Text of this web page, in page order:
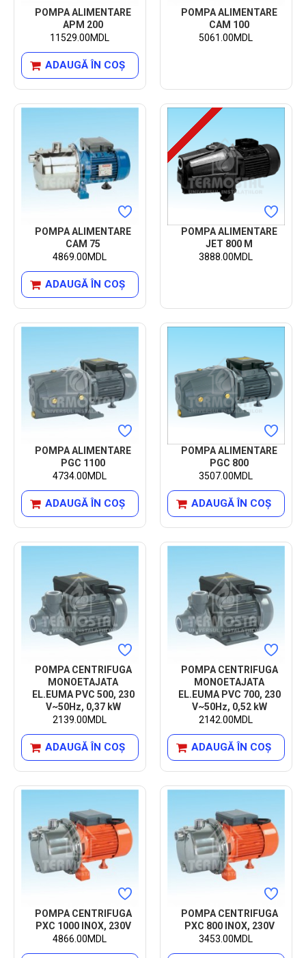
POMPA ALIMENTARE
APM 200
11529.00MDL
ADAUGĂ ÎN COŞ
POMPA ALIMENTARE
CAM 100
5061.00MDL
POMPA ALIMENTARE
CAM 75
4869.00MDL
ADAUGĂ ÎN COŞ
POMPA ALIMENTARE
JET 800 M
3888.00MDL
POMPA ALIMENTARE
PGC 1100
4734.00MDL
ADAUGĂ ÎN COŞ
POMPA ALIMENTARE
PGC 800
3507.00MDL
ADAUGĂ ÎN COŞ
POMPA CENTRIFUGA
MONOETAJATA
EL.EUMA PVC 500, 230
V~50Hz, 0,37 kW
2139.00MDL
ADAUGĂ ÎN COŞ
POMPA CENTRIFUGA
MONOETAJATA
EL.EUMA PVC 700, 230
V~50Hz, 0,52 kW
2142.00MDL
ADAUGĂ ÎN COŞ
POMPA CENTRIFUGA
PXC 1000 INOX, 230V
4866.00MDL
POMPA CENTRIFUGA
PXC 800 INOX, 230V
3453.00MDL